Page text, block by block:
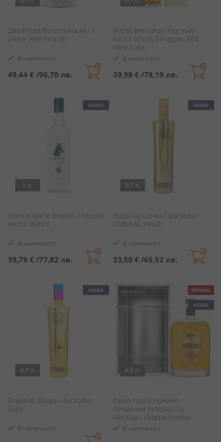
Джей Роуз Валентина №1 /
J.Rose Valentina №1
В наличност
49,44 € /96,70 лв.
Уиски Финлаган Ред Уайн
Каск / Whisky Finlaggan Red
Wine Cask
В наличност
39,98 € /78,19 лв.
НОВО
1 л.
Текила Арете Бланко / Tequila
Arette Blanco
В наличност
39,79 € /77,82 лв.
НОВО
0.7 л.
Водка Ау Сочна Праскова /
Vodka Au Peach
В наличност
33,50 € /65,52 лв.
НОВО
0.7 л.
Водка Ay Дъвка / Au Vodka
Gum
В наличност
ПРОМО
НОВО
6.3 л.
Ракия Грапа Нонино
Вендемия Резерва 18
Месеца / Grappa Nonino
Vendemmia Riserva 18 Months
В наличност